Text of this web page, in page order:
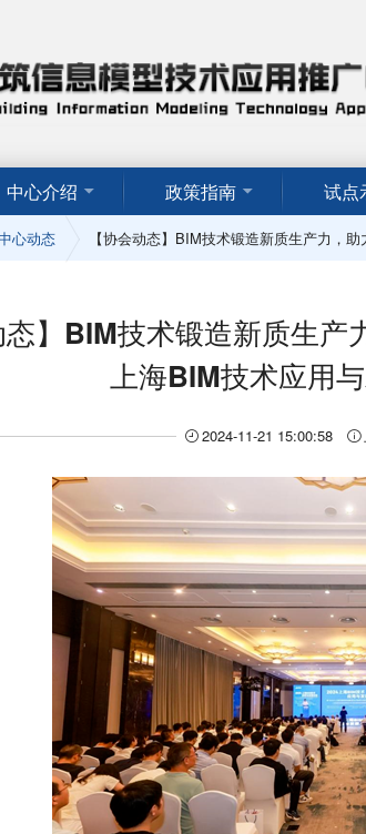
中心介绍 政策指南 试点
心动态 【协会动态】BIM技术锻造新质生产力，
态】BIM技术锻造新质生
上海BIM技术应用
2024-11-21 15:00:58